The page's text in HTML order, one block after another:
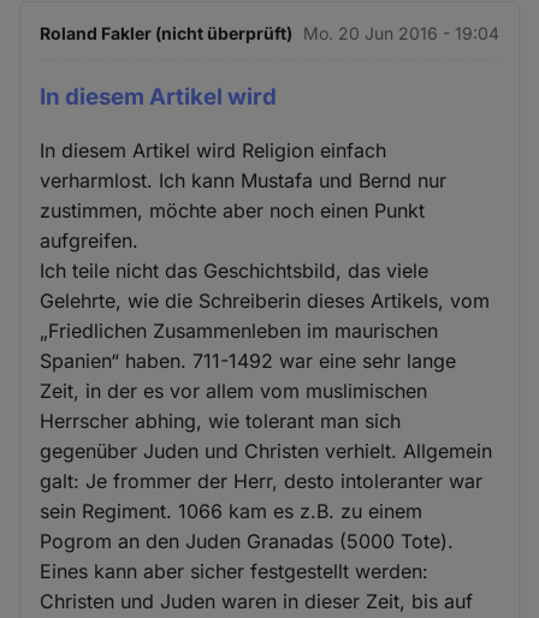
Roland Fakler (nicht überprüft) Mo. 20 Jun 2016 - 19:04
In diesem Artikel wird
In diesem Artikel wird Religion einfach
verharmlost. Ich kann Mustafa und Bernd nur
zustimmen, möchte aber noch einen Punkt
aufgreifen.
Ich teile nicht das Geschichtsbild, das viele
Gelehrte, wie die Schreiberin dieses Artikels, vom
„Friedlichen Zusammenleben im maurischen
Spanien“ haben. 711-1492 war eine sehr lange
Zeit, in der es vor allem vom muslimischen
Herrscher abhing, wie tolerant man sich
gegenüber Juden und Christen verhielt. Allgemein
galt: Je frommer der Herr, desto intoleranter war
sein Regiment. 1066 kam es z.B. zu einem
Pogrom an den Juden Granadas (5000 Tote).
Eines kann aber sicher festgestellt werden:
Christen und Juden waren in dieser Zeit, bis auf